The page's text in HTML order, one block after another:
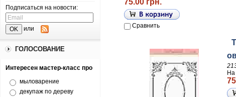
Подписаться на новости:
или
ГОЛОСОВАНИЕ
Интересен мастер-класс про
мыловарение
декупаж по дереву
75.00 грн.
Сравнить
На